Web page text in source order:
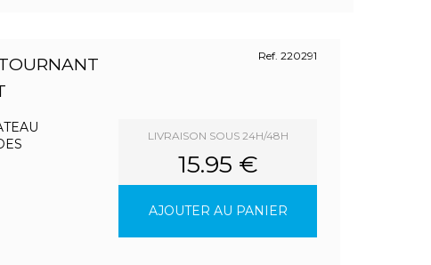
Ref. 220291
LIVRAISON SOUS 24H/48H
15.95 €
AJOUTER AU PANIER